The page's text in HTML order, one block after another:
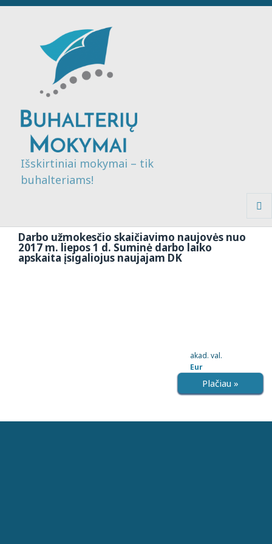
Išskirtiniai mokymai – tik
buhalteriams!
Darbo užmokesčio skaičiavimo naujovės nuo
2017 m. liepos 1 d. Suminė darbo laiko
apskaita įsigaliojus naujajam DK
akad. val.
Eur
Plačiau »